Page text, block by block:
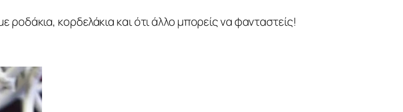
ροδάκια, κορδελάκια και ότι άλλο μπορείς να φανταστείς!